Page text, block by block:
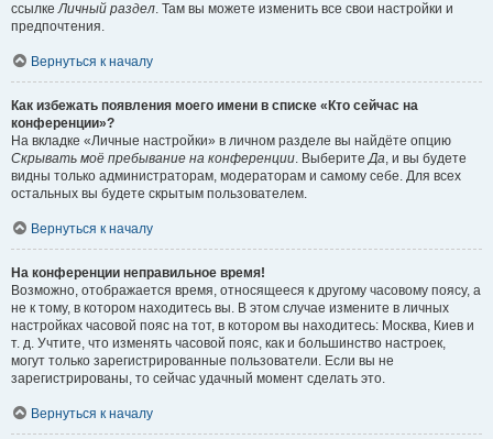
ссылкеЛичный раздел. Там вы можете изменить все свои настройки и
предпочтения.
Вернуться к началу
Как избежать появления моего имени в списке «Кто сейчас на
конференции»?
На вкладке «Личные настройки» в личном разделе вы найдёте опцию
Скрывать моё пребывание на конференции. ВыберитеДа, и вы будете
видны только администраторам, модераторам и самому себе. Для всех
остальных вы будете скрытым пользователем.
Вернуться к началу
На конференции неправильное время!
Возможно, отображается время, относящееся к другому часовому поясу, а
не к тому, в котором находитесь вы. В этом случае измените в личных
настройках часовой пояс на тот, в котором вы находитесь: Москва, Киев и
т. д. Учтите, что изменять часовой пояс, как и большинство настроек,
могут только зарегистрированные пользователи. Если вы не
зарегистрированы, то сейчас удачный момент сделать это.
Вернуться к началу